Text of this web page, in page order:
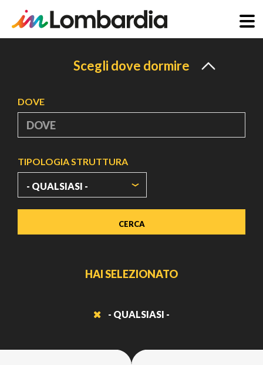
Scegli dove dormire
DOVE
TIPOLOGIA STRUTTURA
HAI SELEZIONATO
- QUALSIASI -